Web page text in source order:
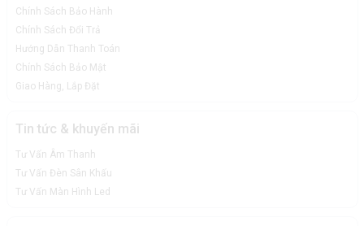
Chính Sách Bảo Hành
Chính Sách Đổi Trả
Hướng Dẫn Thanh Toán
Chính Sách Bảo Mật
Giao Hàng, Lắp Đặt
Tin tức & khuyến mãi
Tư Vấn Âm Thanh
Tư Vấn Đèn Sân Khấu
Tư Vấn Màn Hình Led